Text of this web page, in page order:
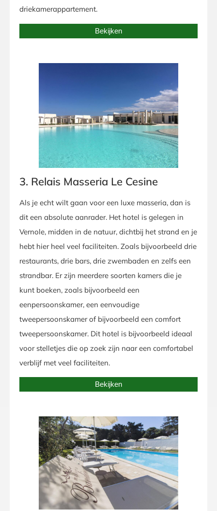
driekamerappartement.
Bekijken
3. Relais Masseria Le Cesine
Als je echt wilt gaan voor een luxe masseria, dan is
dit een absolute aanrader. Het hotel is gelegen in
Vernole, midden in de natuur, dichtbij het strand en je
hebt hier heel veel faciliteiten. Zoals bijvoorbeeld drie
restaurants, drie bars, drie zwembaden en zelfs een
strandbar. Er zijn meerdere soorten kamers die je
kunt boeken, zoals bijvoorbeeld een
eenpersoonskamer, een eenvoudige
tweepersoonskamer of bijvoorbeeld een comfort
tweepersoonskamer. Dit hotel is bijvoorbeeld ideaal
voor stelletjes die op zoek zijn naar een comfortabel
verblijf met veel faciliteiten.
Bekijken